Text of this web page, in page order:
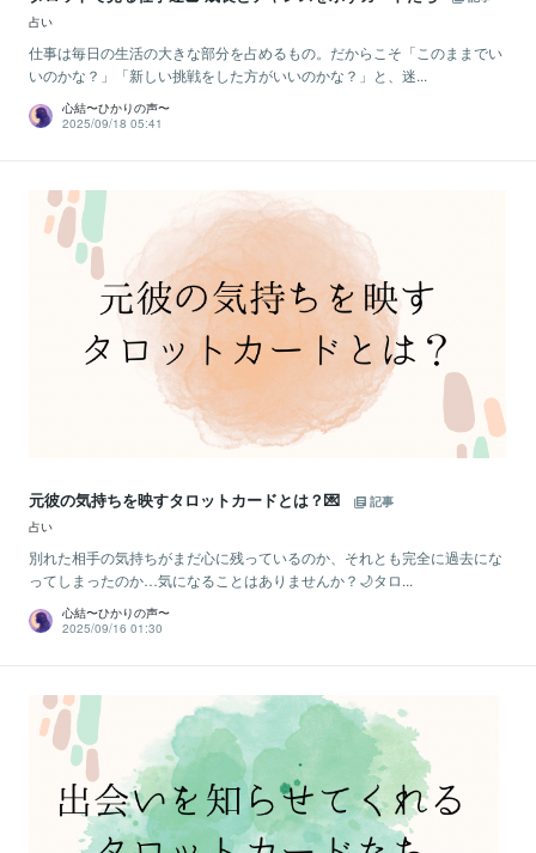
占い
仕事は毎日の生活の大きな部分を占めるもの。だからこそ「このままでい
いのかな？」「新しい挑戦をした方がいいのかな？」と、迷...
心結〜ひかりの声〜
2025/09/18 05:41
元彼の気持ちを映すタロットカードとは？💌
記事
占い
別れた相手の気持ちがまだ心に残っているのか、それとも完全に過去にな
ってしまったのか…気になることはありませんか？🌙タロ...
心結〜ひかりの声〜
2025/09/16 01:30